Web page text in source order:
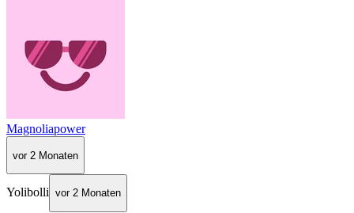
Magnoliapower
vor 2 Monaten
Yolibolli vor 2 Monaten